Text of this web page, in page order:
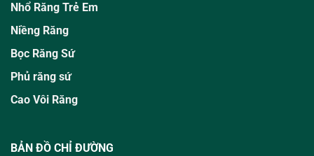
Nhổ Răng Trẻ Em
Niềng Răng
Bọc Răng Sứ
Phủ răng sứ
Cao Vôi Răng
BẢN ĐỒ CHỈ ĐƯỜNG